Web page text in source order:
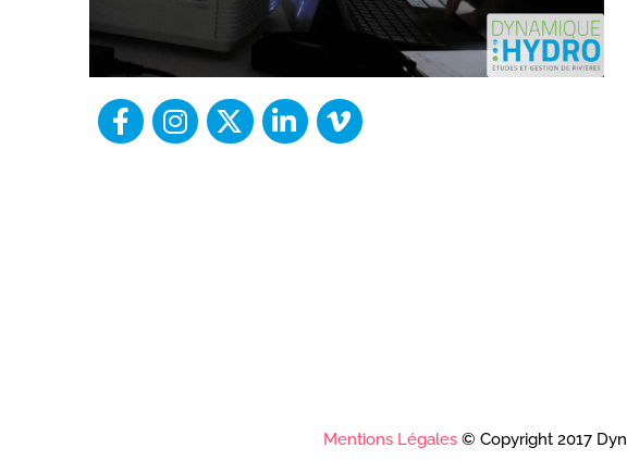
Mentions Légales© Copyright 2017